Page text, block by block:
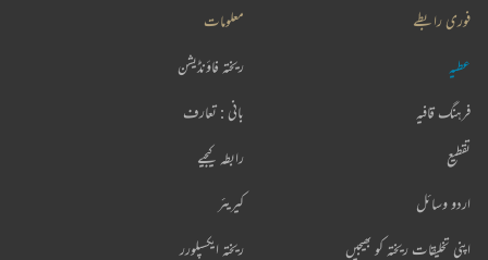
فوری رابطے
عطیہ
فرہنگ قافیہ
تقطیع
اردو وسائل
اپنی تخلیقات ریختہ کو بھیجیں
معلومات
ریختہ فاؤنڈیشن
بانی : تعارف
رابطہ کیجیے
کیریئر
ریختہ ایکسپلورر